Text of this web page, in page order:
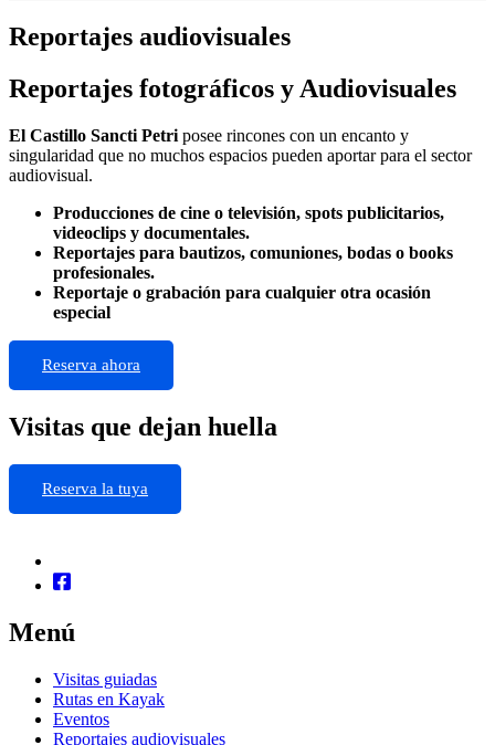
Reportajes audiovisuales
Reportajes fotográficos y Audiovisuales
El Castillo Sancti Petri posee rincones con un encanto y
singularidad que no muchos espacios pueden aportar para el sector
audiovisual.
Producciones de cine o televisión, spots publicitarios,
videoclips y documentales.
Reportajes para bautizos, comuniones, bodas o books
profesionales.
Reportaje o grabación para cualquier otra ocasión
especial
Reserva ahora
Visitas que dejan huella
Reserva la tuya
Menú
Visitas guiadas
Rutas en Kayak
Eventos
Reportajes audiovisuales